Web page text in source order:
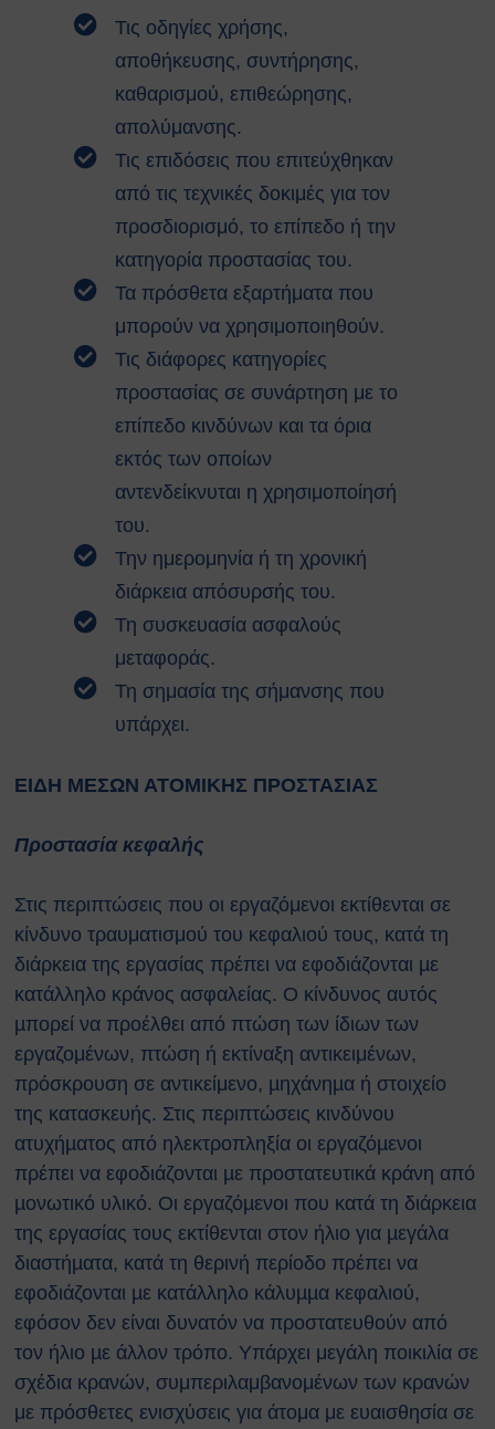
Τις οδηγίες χρήσης,
αποθήκευσης, συντήρησης,
καθαρισμού, επιθεώρησης,
απολύμανσης.
Τις επιδόσεις που επιτεύχθηκαν
από τις τεχνικές δοκιμές για τον
προσδιορισμό, το επίπεδο ή την
κατηγορία προστασίας του.
Τα πρόσθετα εξαρτήματα που
μπορούν να χρησιμοποιηθούν.
Τις διάφορες κατηγορίες
προστασίας σε συνάρτηση με το
επίπεδο κινδύνων και τα όρια
εκτός των οποίων
αντενδείκνυται η χρησιμοποίησή
του.
Την ημερομηνία ή τη χρονική
διάρκεια απόσυρσής του.
Τη συσκευασία ασφαλούς
μεταφοράς.
Τη σημασία της σήμανσης που
υπάρχει.
ΕΙΔΗ ΜΕΣΩΝ ΑΤΟΜΙΚΗΣ ΠΡΟΣΤΑΣΙΑΣ
Προστασία κεφαλής
Στις περιπτώσεις που οι εργαζόμενοι εκτίθενται σε
κίνδυνο τραυματισμού του κεφαλιού τους, κατά τη
διάρκεια της εργασίας πρέπει να εφοδιάζονται µε
κατάλληλο κράνος ασφαλείας. Ο κίνδυνος αυτός
µπορεί να προέλθει από πτώση των ίδιων των
εργαζομένων, πτώση ή εκτίναξη αντικειμένων,
πρόσκρουση σε αντικείμενο, µηχάνηµα ή στοιχείο
της κατασκευής. Στις περιπτώσεις κινδύνου
ατυχήµατος από ηλεκτροπληξία οι εργαζόµενοι
πρέπει να εφοδιάζονται µε προστατευτικά κράνη από
µονωτικό υλικό. Οι εργαζόµενοι που κατά τη διάρκεια
της εργασίας τους εκτίθενται στον ήλιο για µεγάλα
διαστήµατα, κατά τη θερινή περίοδο πρέπει να
εφοδιάζονται µε κατάλληλο κάλυµµα κεφαλιού,
εφόσον δεν είναι δυνατόν να προστατευθούν από
τον ήλιο µε άλλον τρόπο. Υπάρχει μεγάλη ποικιλία σε
σχέδια κρανών, συμπεριλαμβανομένων των κρανών
με πρόσθετες ενισχύσεις για άτομα με ευαισθησία σε